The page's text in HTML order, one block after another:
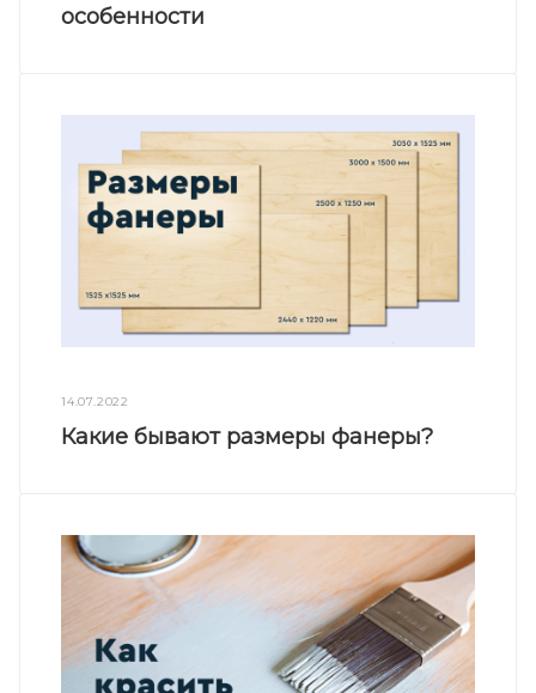
особенности
14.07.2022
Какие бывают размеры фанеры?